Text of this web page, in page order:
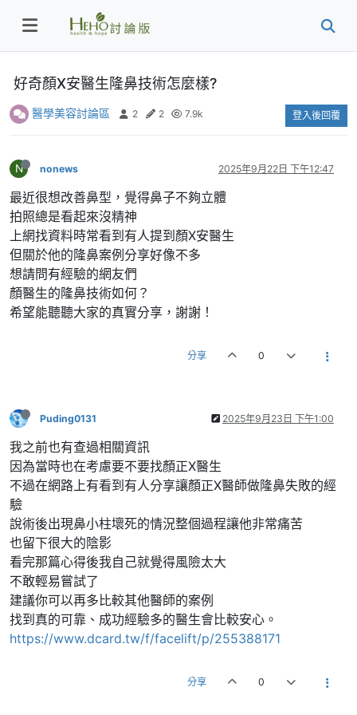
好奇顏X安醫生隆鼻技術怎麼樣?
醫學美容討論區 2 2 7.9k 登入後回覆
N nonews 2025年9月22日 下午12:47
最近很想改善鼻型，覺得鼻子不夠立體
拍照總是看起來沒精神
上網找資料時常看到有人提到顏X安醫生
但關於他的隆鼻案例分享好像不多
想請問有經驗的網友們
顏醫生的隆鼻技術如何？
希望能聽聽大家的真實分享，謝謝！
分享 0
Puding0131 2025年9月23日 下午1:00
我之前也有查過相關資訊
因為當時也在考慮要不要找顏正X醫生
不過在網路上有看到有人分享讓顏正X醫師做隆鼻失敗的經
驗
說術後出現鼻小柱壞死的情況整個過程讓他非常痛苦
也留下很大的陰影
看完那篇心得後我自己就覺得風險太大
不敢輕易嘗試了
建議你可以再多比較其他醫師的案例
找到真的可靠、成功經驗多的醫生會比較安心。
https://www.dcard.tw/f/facelift/p/255388171
分享 0